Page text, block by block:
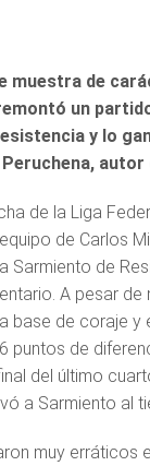
muestra de
un
y lo
autor
de la Liga
de Carlos
Sarmiento de
A pesar de
base de coraje y
puntos de
del último
a Sarmiento al
muy erráticos